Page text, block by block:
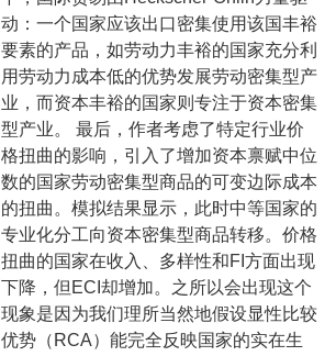
动：一个国家应该出口密集使用该国丰裕
要素的产品，如劳动力丰裕的国家充分利
用劳动力成本低的优势发展劳动密集型产
业，而资本丰裕的国家则专注于资本密集
型产业。 最后，作者考虑了特定行业价
格扭曲的影响，引入了增加资本禀赋中位
数的国家劳动密集型商品的可变边际成本
的扭曲。模拟结果显示，此时中等国家的
专业化分工向资本密集型商品转移。价格
扭曲的国家在收入、多样性和FI方面出现
下降，但ECI却增加。之所以会出现这个
现象是因为我们理所当然地假设显性比较
优势（RCA）能完全反映国家的实在生